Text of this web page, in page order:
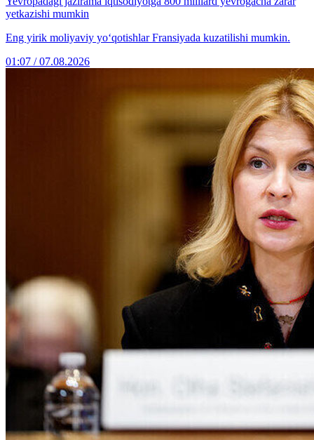
yetkazishi mumkin
Eng yirik moliyaviy yo‘qotishlar Fransiyada kuzatilishi mumkin.
01:07 / 07.08.2026